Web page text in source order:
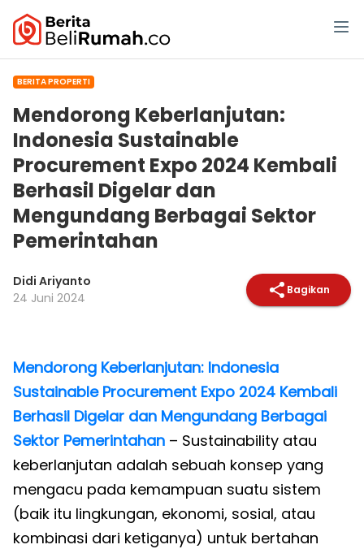
BERITA PROPERTI
Mendorong Keberlanjutan:
Indonesia Sustainable
Procurement Expo 2024 Kembali
Berhasil Digelar dan
Mengundang Berbagai Sektor
Pemerintahan
Didi Ariyanto
24 Juni 2024
Bagikan
Mendorong Keberlanjutan: Indonesia
Sustainable Procurement Expo 2024 Kembali
Berhasil Digelar dan Mengundang Berbagai
Sektor Pemerintahan – Sustainability atau
keberlanjutan adalah sebuah konsep yang
mengacu pada kemampuan suatu sistem
(baik itu lingkungan, ekonomi, sosial, atau
kombinasi dari ketiganya) untuk bertahan